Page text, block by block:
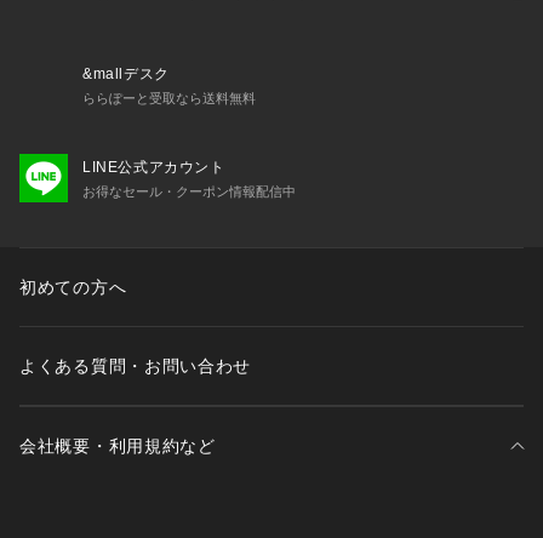
【おすすめシーン】
ワンポイント　コーディネート　ギフト　贈物　母の日　敬
&mallデスク
ららぽーと受取なら送料無料
LINE公式アカウント
お得なセール・クーポン情報配信中
初めての方へ
よくある質問・お問い合わせ
会社概要・利用規約など